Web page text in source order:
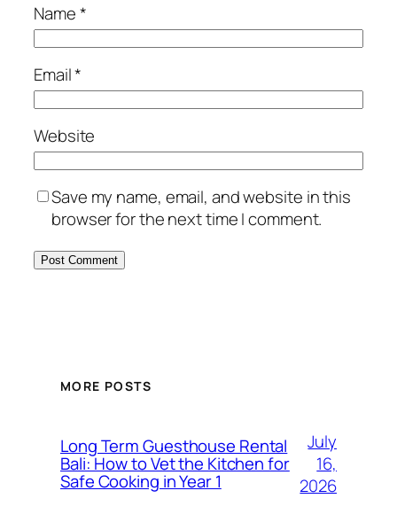
Name*
Email*
Website
Save my name, email, and website in this
browser for the next time I comment.
MORE POSTS
Long Term Guesthouse Rental
Bali: How to Vet the Kitchen for
Safe Cooking in Year 1
July
16,
2026